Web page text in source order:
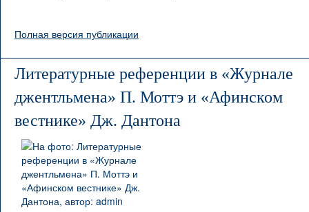
Полная версия публикации
Литературные референции в «Журнале
джентльмена» П. Моттэ и «Афинском
вестнике» Дж. Дантона